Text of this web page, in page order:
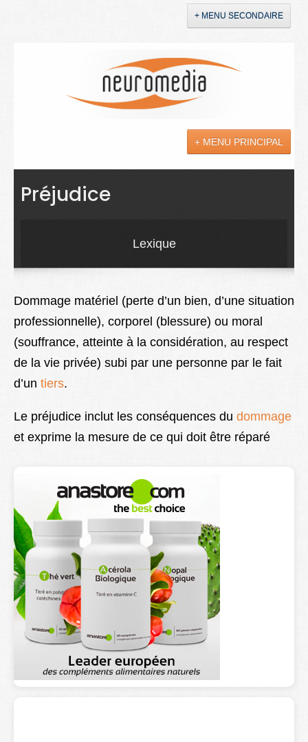
+ MENU SECONDAIRE
+ MENU PRINCIPAL
Actualités
Soins
Droit
Lexique
Better Health
Préjudice
Lexique
Dommage matériel (perte d’un bien, d’une situation
professionnelle), corporel (blessure) ou moral
(souffrance, atteinte à la considération, au respect
de la vie privée) subi par une personne par le fait
d’un tiers.
Le préjudice inclut les conséquences du dommage
et exprime la mesure de ce qui doit être réparé